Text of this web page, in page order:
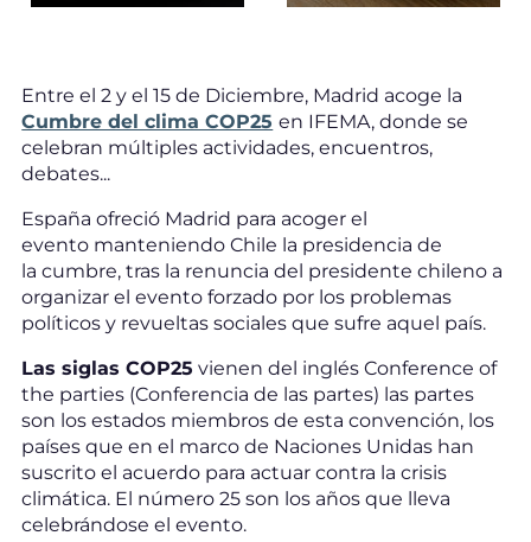
Entre el 2 y el 15 de Diciembre, Madrid acoge la
Cumbre del clima COP25 en IFEMA, donde se
celebran múltiples actividades, encuentros,
debates...
España ofreció Madrid para acoger el
evento manteniendo Chile la presidencia de
la cumbre, tras la renuncia del presidente chileno a
organizar el evento forzado por los problemas
políticos y revueltas sociales que sufre aquel país.
Las siglas COP25 vienen del inglés Conference of
the parties (Conferencia de las partes) las partes
son los estados miembros de esta convención, los
países que en el marco de Naciones Unidas han
suscrito el acuerdo para actuar contra la crisis
climática. El número 25 son los años que lleva
celebrándose el evento.